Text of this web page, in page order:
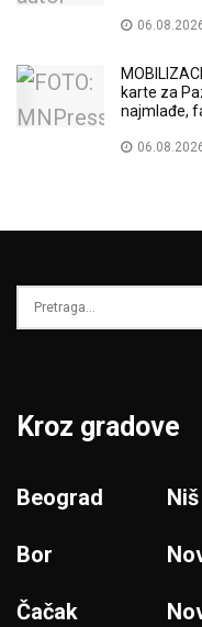
karte za
najmlađe,
Kroz gradove
Beograd
Bor
Čačak
Niš